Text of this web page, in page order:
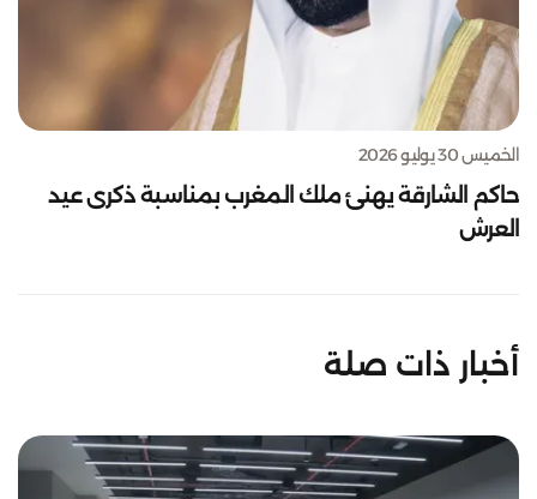
الخميس 30 يوليو 2026
حاكم الشارقة يهنئ ملك المغرب بمناسبة ذكرى عيد
العرش
أخبار ذات صلة